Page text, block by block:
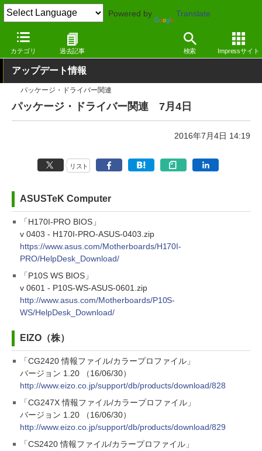
Powered by Translate
カテゴリ 過去記事 検索 Impressサイト
窓の杜 その他の話題 アップデート
アップデート情報
パッケージ・ドライバー関連
パッケージ・ドライバー関連 7月4日
2016年7月4日 14:19
リスト
ASUSTeK Computer
「H170I-PRO BIOS」
v 0403 - H170I-PRO-ASUS-0403.zip
https://www.asus.com/Motherboards/H170I-
PRO/HelpDesk_Download/
「P10S WS BIOS」
v 0601 - P10S-WS-ASUS-0601.zip
http://www.asus.com/Motherboards/P10S-
WS/HelpDesk_Download/
EIZO（株）
「CG2420 情報ファイル/カラープロファイル」
バージョン 1.20 （16/06/30）
http://www.eizo.co.jp/support/db/products/download/828
「CG247X 情報ファイル/カラープロファイル」
バージョン 1.20 （16/06/30）
http://www.eizo.co.jp/support/db/products/download/829
「CS2420 情報ファイル/カラープロファイル」